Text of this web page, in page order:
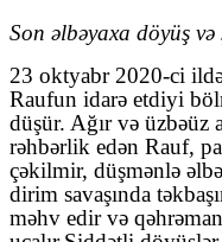
Son əlbəyaxa döyüş və
23 oktyabr 2020-ci
Raufun idarə etdiyi
düşür. Ağır və üzbəüz
rəhbərlik edən Rauf,
çəkilmir, düşmənlə
dirim savaşında
məhv edir və